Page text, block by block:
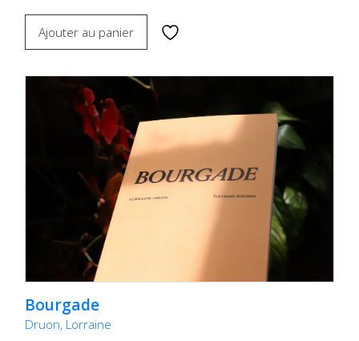
Ajouter au panier
Bourgade
Druon, Lorraine